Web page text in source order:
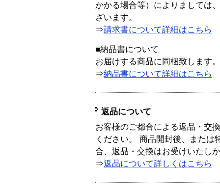
かかる場合等）によりましては
ざいます。
⇒請求書について詳細はこちら
■納品書について
お届けする商品に同梱致します。
⇒納品書について詳細はこちら
返品について
お客様のご都合による返品・交
ください。 商品開封後、または
合、返品・交換はお受けいたし
⇒返品について詳しくはこちら